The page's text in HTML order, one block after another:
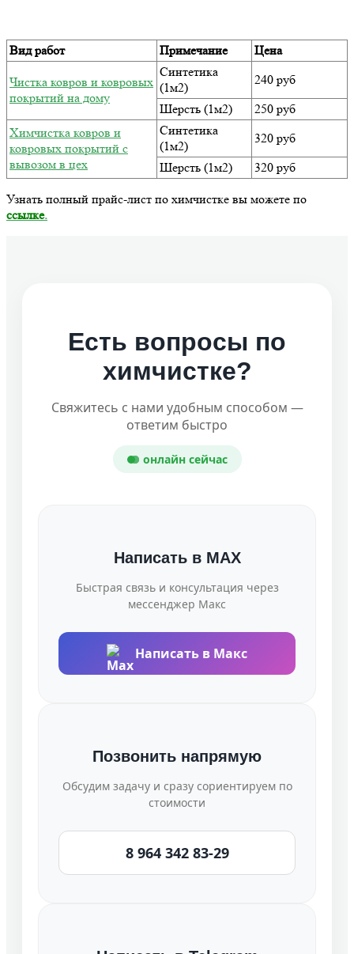
Вид работ Примечание Цена
Чистка ковров и ковровых
покрытий на дому
Синтетика
(1м2)
240 руб
Шерсть (1м2)
250 руб
Химчистка ковров и
ковровых покрытий с
вывозом в цех
Синтетика
(1м2)
320 руб
Шерсть (1м2)
320 руб
Узнать полный прайс-лист по химчистке вы можете по
ссылке.
Есть вопросы по
химчистке?
Свяжитесь с нами удобным способом —
ответим быстро
онлайн сейчас
Написать в MAX
Быстрая связь и консультация через
мессенджер Макс
Написать в Макс
Позвонить напрямую
Обсудим задачу и сразу сориентируем по
стоимости
8 964 342 83-29